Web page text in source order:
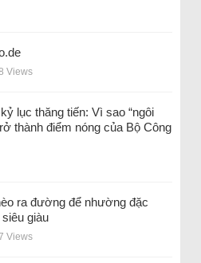
Views
lục thăng tiến: Vì sao “ngôi
thành điểm nóng của Bộ Công
ra đường để nhường đặc
giàu
Views